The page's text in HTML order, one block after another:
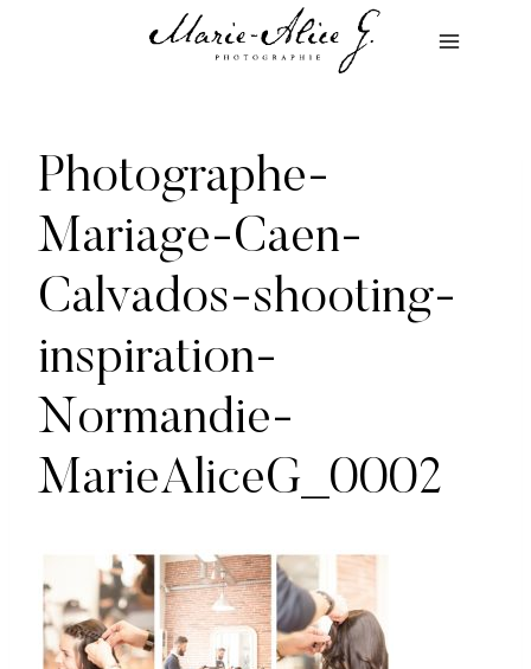
Photographe-
Mariage-Caen-
Calvados-shooting-
inspiration-
Normandie-
MarieAliceG_0002